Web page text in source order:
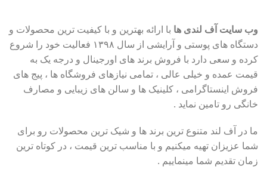
وب سایت آف لندی ها با ارائه بهترین و با کیفیت ترین محصولات و
دستگاه های پوستی و آرایشی از سال ۱۳۹۸ فعالیت خود را شروع
کرده و سعی دارد با فروش برند های اورجینال و درجه یک به
قیمت عمده و خیلی عالی ، تمامی نیازهای فروشگاه ها ، پیج های
فروش اینستاگرامی ، کلینیک ها و سالن های زیبایی و مصارف
خانگی رو تامین نماید .
ما در آف لند متنوع ترین برند ها و شیک ترین محصولات رو برای
شما عزیزان تهیه میکنیم و با مناسب ترین قیمت ، در کوتاه ترین
زمان تقدیم شما مینماییم .